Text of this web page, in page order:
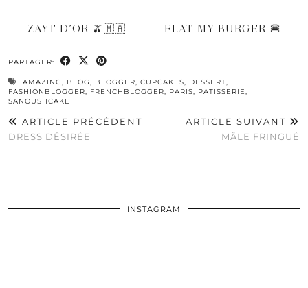
ZAYT D’OR 🫒🇲🇦 FLAT MY BURGER 🍔
PARTAGER:
AMAZING, BLOG, BLOGGER, CUPCAKES, DESSERT,
FASHIONBLOGGER, FRENCHBLOGGER, PARIS, PATISSERIE,
SANOUSHCAKE
ARTICLE PRÉCÉDENT
DRESS DÉSIRÉE
ARTICLE SUIVANT
MÂLE FRINGUÉ
INSTAGRAM